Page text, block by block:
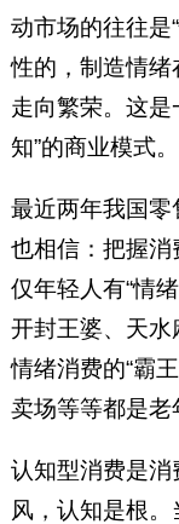
动市场的往往是
性的，制造情绪
走向繁荣。这是
知”的商业模式。
最近两年我国零
也相信：把握
仅年轻人有“情
开封王婆、天水
情绪消费的“霸
卖场等等都是老
认知型消费是
风，认知是根